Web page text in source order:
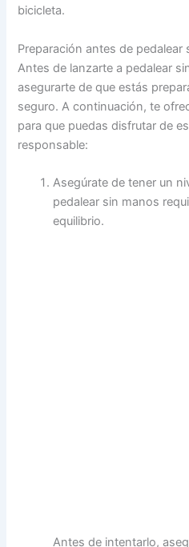
bicicleta.
Preparación antes de pedalear
Antes de lanzarte a pedalear
asegurarte de que estás
seguro. A continuación, te
para que puedas disfrutar de
responsable:
Asegúrate de tener un
pedalear sin manos
equilibrio.
Antes de intentarlo,